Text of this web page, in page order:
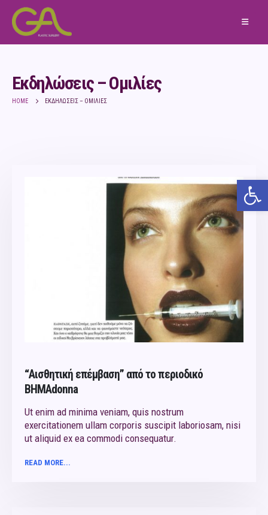
Εκδηλώσεις – Ομιλίες
HOME ΕΚΔΗΛΏΣΕΙΣ – ΟΜΙΛΊΕΣ
“Αισθητική επέμβαση” από το περιoδικό
ΒΗΜΑdonna
Ut enim ad minima veniam, quis nostrum
exercitationem ullam corporis suscipit laboriosam, nisi
ut aliquid ex ea commodi consequatur.
READ MORE...